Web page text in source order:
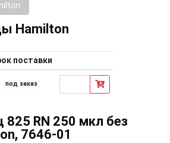
Hamilton
поставки
под заказ
RN 250 мкл без
7646-01